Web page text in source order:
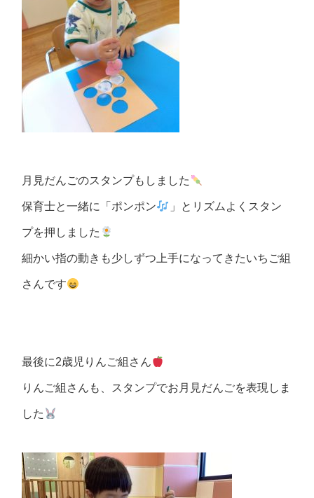
月見だんごのスタンプもしました
保育士と一緒に「ポンポン 」とリズムよくスタン
プを押しました
細かい指の動きも少しずつ上手になってきたいちご組
さんです
最後に2歳児りんご組さん
りんご組さんも、スタンプでお月見だんごを表現しま
した